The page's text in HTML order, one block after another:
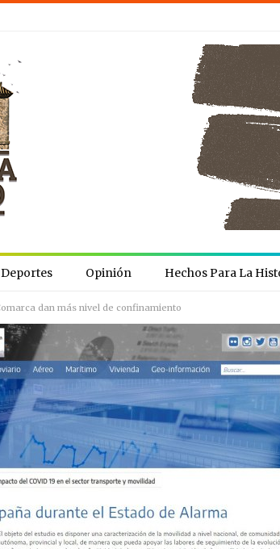
Deportes Opinión Hechos Para La
dan más nivel de confinamiento